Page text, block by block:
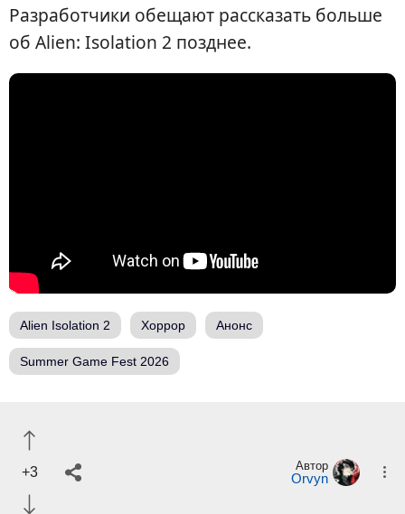
Разработчики обещают рассказать больше
об Alien: Isolation 2 позднее.
Alien Isolation 2 Хоррор Анонс
Summer Game Fest 2026
+3 Автор
Orvyn